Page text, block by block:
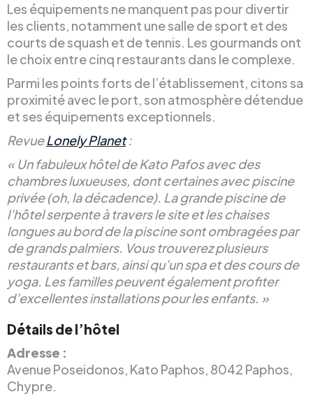
Les équipements ne manquent pas pour divertir
les clients, notamment une salle de sport et des
courts de squash et de tennis. Les gourmands ont
le choix entre cinq restaurants dans le complexe.
Parmi les points forts de l’établissement, citons sa
proximité avec le port, son atmosphère détendue
et ses équipements exceptionnels.
RevueLonely Planet:
« Un fabuleux hôtel de Kato Pafos avec des
chambres luxueuses, dont certaines avec piscine
privée (oh, la décadence). La grande piscine de
l’hôtel serpente à travers le site et les chaises
longues au bord de la piscine sont ombragées par
de grands palmiers. Vous trouverez plusieurs
restaurants et bars, ainsi qu’un spa et des cours de
yoga. Les familles peuvent également profiter
d’excellentes installations pour les enfants. »
Détails de l’hôtel
Adresse :
Avenue Poseidonos, Kato Paphos, 8042 Paphos,
Chypre.